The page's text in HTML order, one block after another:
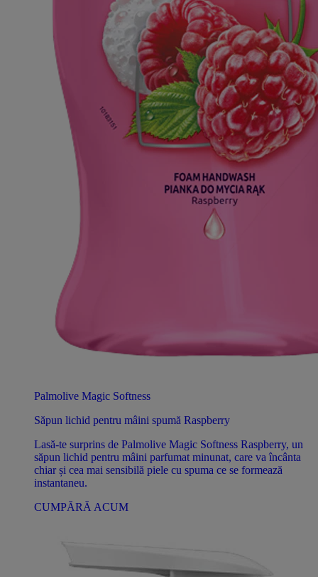
Palmolive Magic Softness
Săpun lichid pentru mâini spumă Raspberry
Lasă-te surprins de Palmolive Magic Softness Raspberry, un
săpun lichid pentru mâini parfumat minunat, care va încânta
chiar și cea mai sensibilă piele cu spuma ce se formează
instantaneu.
CUMPĂRĂ ACUM